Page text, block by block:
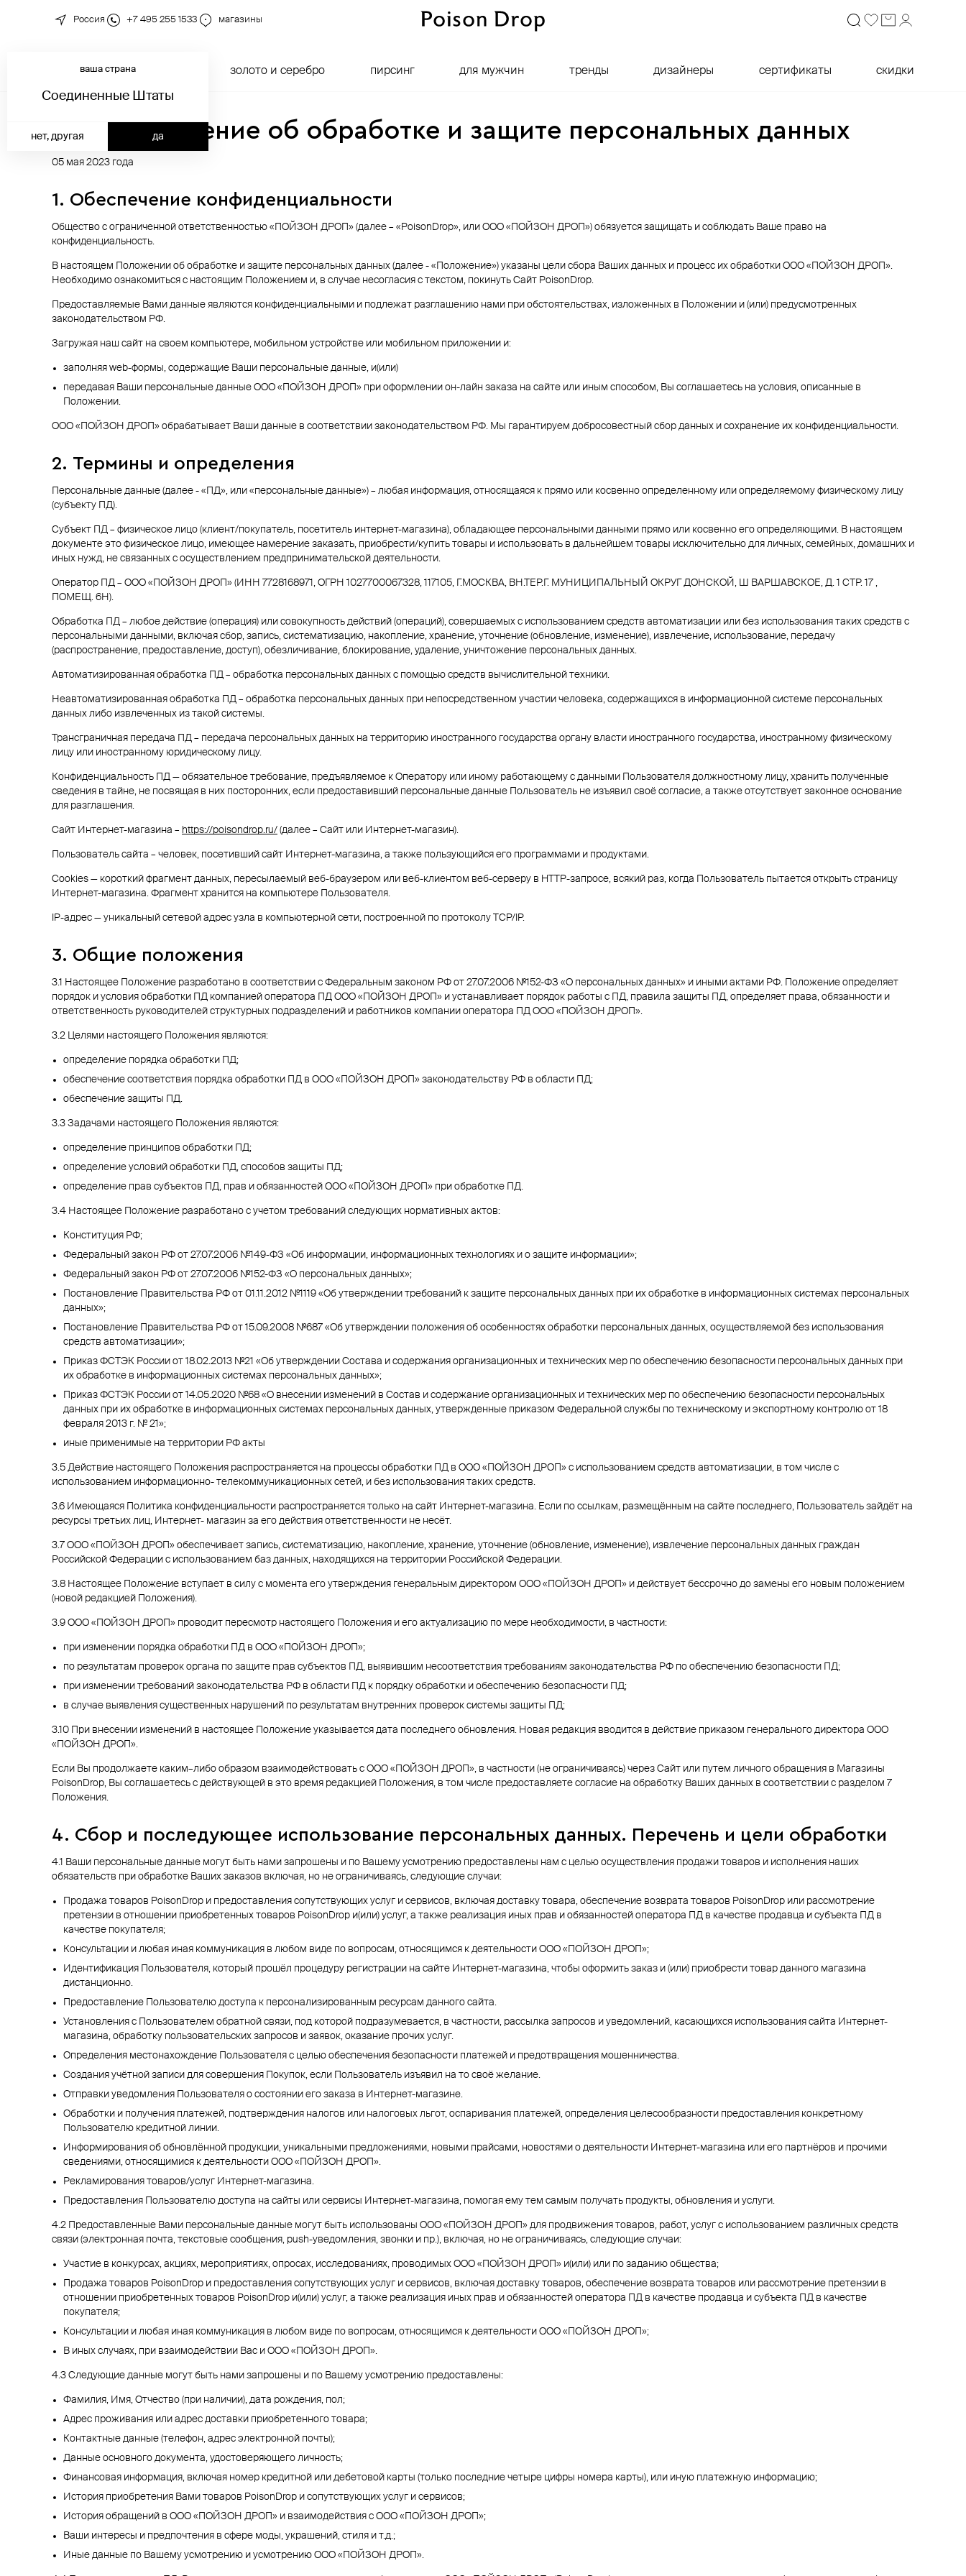
Россия +7 495 255 1533 магазины
новинки золото и серебро пирсинг для мужчин тренды дизайнеры сертификаты скидки
ваша страна
Соединенные Штаты
да
нет, другая Положение об обработке и защите персональных данных
05 мая 2023 года
1. Обеспечение конфиденциальности
Общество с ограниченной ответственностью «ПОЙЗОН ДРОП» (далее – «PoisonDrop», или ООО «ПОЙЗОН ДРОП») обязуется защищать и соблюдать Ваше право на
конфиденциальность.
В настоящем Положении об обработке и защите персональных данных (далее - «Положение») указаны цели сбора Ваших данных и процесс их обработки ООО «ПОЙЗОН ДРОП».
Необходимо ознакомиться с настоящим Положением и, в случае несогласия с текстом, покинуть Сайт PoisonDrop.
Предоставляемые Вами данные являются конфиденциальными и подлежат разглашению нами при обстоятельствах, изложенных в Положении и (или) предусмотренных
законодательством РФ.
Загружая наш сайт на своем компьютере, мобильном устройстве или мобильном приложении и:
заполняя web-формы, содержащие Ваши персональные данные, и(или)
передавая Ваши персональные данные ООО «ПОЙЗОН ДРОП» при оформлении он-лайн заказа на сайте или иным способом, Вы соглашаетесь на условия, описанные в
Положении.
ООО «ПОЙЗОН ДРОП» обрабатывает Ваши данные в соответствии законодательством РФ. Мы гарантируем добросовестный сбор данных и сохранение их конфиденциальности.
2. Термины и определения
Персональные данные (далее - «ПД», или «персональные данные») – любая информация, относящаяся к прямо или косвенно определенному или определяемому физическому лицу
(субъекту ПД).
Субъект ПД – физическое лицо (клиент/покупатель, посетитель интернет-магазина), обладающее персональными данными прямо или косвенно его определяющими. В настоящем
документе это физическое лицо, имеющее намерение заказать, приобрести/купить товары и использовать в дальнейшем товары исключительно для личных, семейных, домашних и
иных нужд, не связанных с осуществлением предпринимательской деятельности.
Оператор ПД – ООО «ПОЙЗОН ДРОП» (ИНН 7728168971, ОГРН 1027700067328, 117105, Г.МОСКВА, ВН.ТЕР.Г. МУНИЦИПАЛЬНЫЙ ОКРУГ ДОНСКОЙ, Ш ВАРШАВСКОЕ, Д. 1 СТР. 17 ,
ПОМЕЩ. 6Н).
Обработка ПД – любое действие (операция) или совокупность действий (операций), совершаемых с использованием средств автоматизации или без использования таких средств с
персональными данными, включая сбор, запись, систематизацию, накопление, хранение, уточнение (обновление, изменение), извлечение, использование, передачу
(распространение, предоставление, доступ), обезличивание, блокирование, удаление, уничтожение персональных данных.
Автоматизированная обработка ПД – обработка персональных данных с помощью средств вычислительной техники.
Неавтоматизированная обработка ПД – обработка персональных данных при непосредственном участии человека, содержащихся в информационной системе персональных
данных либо извлеченных из такой системы.
Трансграничная передача ПД – передача персональных данных на территорию иностранного государства органу власти иностранного государства, иностранному физическому
лицу или иностранному юридическому лицу.
Конфиденциальность ПД — обязательное требование, предъявляемое к Оператору или иному работающему с данными Пользователя должностному лицу, хранить полученные
сведения в тайне, не посвящая в них посторонних, если предоставивший персональные данные Пользователь не изъявил своё согласие, а также отсутствует законное основание
для разглашения.
Сайт Интернет-магазина – https://poisondrop.ru/ (далее – Сайт или Интернет-магазин).
Пользователь сайта – человек, посетивший сайт Интернет-магазина, а также пользующийся его программами и продуктами.
Cookies — короткий фрагмент данных, пересылаемый веб-браузером или веб-клиентом веб-серверу в HTTP-запросе, всякий раз, когда Пользователь пытается открыть страницу
Интернет-магазина. Фрагмент хранится на компьютере Пользователя.
IP-адрес — уникальный сетевой адрес узла в компьютерной сети, построенной по протоколу TCP/IP.
3. Общие положения
3.1 Настоящее Положение разработано в соответствии с Федеральным законом РФ от 27.07.2006 №152-ФЗ «О персональных данных» и иными актами РФ. Положение определяет
порядок и условия обработки ПД компанией оператора ПД ООО «ПОЙЗОН ДРОП» и устанавливает порядок работы с ПД, правила защиты ПД, определяет права, обязанности и
ответственность руководителей структурных подразделений и работников компании оператора ПД ООО «ПОЙЗОН ДРОП».
3.2 Целями настоящего Положения являются:
определение порядка обработки ПД;
обеспечение соответствия порядка обработки ПД в ООО «ПОЙЗОН ДРОП» законодательству РФ в области ПД;
обеспечение защиты ПД.
3.3 Задачами настоящего Положения являются:
определение принципов обработки ПД;
определение условий обработки ПД, способов защиты ПД;
определение прав субъектов ПД, прав и обязанностей ООО «ПОЙЗОН ДРОП» при обработке ПД.
3.4 Настоящее Положение разработано с учетом требований следующих нормативных актов:
Конституция РФ;
Федеральный закон РФ от 27.07.2006 №149-ФЗ «Об информации, информационных технологиях и о защите информации»;
Федеральный закон РФ от 27.07.2006 №152-ФЗ «О персональных данных»;
Постановление Правительства РФ от 01.11.2012 №1119 «Об утверждении требований к защите персональных данных при их обработке в информационных системах персональных
данных»;
Постановление Правительства РФ от 15.09.2008 №687 «Об утверждении положения об особенностях обработки персональных данных, осуществляемой без использования
средств автоматизации»;
Приказ ФСТЭК России от 18.02.2013 №21 «Об утверждении Состава и содержания организационных и технических мер по обеспечению безопасности персональных данных при
их обработке в информационных системах персональных данных»;
Приказ ФСТЭК России от 14.05.2020 №68 «О внесении изменений в Состав и содержание организационных и технических мер по обеспечению безопасности персональных
данных при их обработке в информационных системах персональных данных, утвержденные приказом Федеральной службы по техническому и экспортному контролю от 18
февраля 2013 г. № 21»;
иные применимые на территории РФ акты
3.5 Действие настоящего Положения распространяется на процессы обработки ПД в ООО «ПОЙЗОН ДРОП» с использованием средств автоматизации, в том числе с
использованием информационно- телекоммуникационных сетей, и без использования таких средств.
3.6 Имеющаяся Политика конфиденциальности распространяется только на сайт Интернет-магазина. Если по ссылкам, размещённым на сайте последнего, Пользователь зайдёт на
ресурсы третьих лиц, Интернет- магазин за его действия ответственности не несёт.
3.7 ООО «ПОЙЗОН ДРОП» обеспечивает запись, систематизацию, накопление, хранение, уточнение (обновление, изменение), извлечение персональных данных граждан
Российской Федерации с использованием баз данных, находящихся на территории Российской Федерации.
3.8 Настоящее Положение вступает в силу с момента его утверждения генеральным директором ООО «ПОЙЗОН ДРОП» и действует бессрочно до замены его новым положением
(новой редакцией Положения).
3.9 ООО «ПОЙЗОН ДРОП» проводит пересмотр настоящего Положения и его актуализацию по мере необходимости, в частности:
при изменении порядка обработки ПД в ООО «ПОЙЗОН ДРОП»;
по результатам проверок органа по защите прав субъектов ПД, выявившим несоответствия требованиям законодательства РФ по обеспечению безопасности ПД;
при изменении требований законодательства РФ в области ПД к порядку обработки и обеспечению безопасности ПД;
в случае выявления существенных нарушений по результатам внутренних проверок системы защиты ПД;
3.10 При внесении изменений в настоящее Положение указывается дата последнего обновления. Новая редакция вводится в действие приказом генерального директора ООО
«ПОЙЗОН ДРОП».
Если Вы продолжаете каким–либо образом взаимодействовать с ООО «ПОЙЗОН ДРОП», в частности (не ограничиваясь) через Сайт или путем личного обращения в Магазины
PoisonDrop, Вы соглашаетесь с действующей в это время редакцией Положения, в том числе предоставляете согласие на обработку Ваших данных в соответствии с разделом 7
Положения.
4. Сбор и последующее использование персональных данных. Перечень и цели обработки
4.1 Ваши персональные данные могут быть нами запрошены и по Вашему усмотрению предоставлены нам с целью осуществления продажи товаров и исполнения наших
обязательств при обработке Ваших заказов включая, но не ограничиваясь, следующие случаи:
Продажа товаров PoisonDrop и предоставления сопутствующих услуг и сервисов, включая доставку товара, обеспечение возврата товаров PoisonDrop или рассмотрение
претензии в отношении приобретенных товаров PoisonDrop и(или) услуг, а также реализация иных прав и обязанностей оператора ПД в качестве продавца и субъекта ПД в
качестве покупателя;
Консультации и любая иная коммуникация в любом виде по вопросам, относящимся к деятельности ООО «ПОЙЗОН ДРОП»;
Идентификация Пользователя, который прошёл процедуру регистрации на сайте Интернет-магазина, чтобы оформить заказ и (или) приобрести товар данного магазина
дистанционно.
Предоставление Пользователю доступа к персонализированным ресурсам данного сайта.
Установления с Пользователем обратной связи, под которой подразумевается, в частности, рассылка запросов и уведомлений, касающихся использования сайта Интернет-
магазина, обработку пользовательских запросов и заявок, оказание прочих услуг.
Определения местонахождение Пользователя с целью обеспечения безопасности платежей и предотвращения мошенничества.
Создания учётной записи для совершения Покупок, если Пользователь изъявил на то своё желание.
Отправки уведомления Пользователя о состоянии его заказа в Интернет-магазине.
Обработки и получения платежей, подтверждения налогов или налоговых льгот, оспаривания платежей, определения целесообразности предоставления конкретному
Пользователю кредитной линии.
Информирования об обновлённой продукции, уникальными предложениями, новыми прайсами, новостями о деятельности Интернет-магазина или его партнёров и прочими
сведениями, относящимися к деятельности ООО «ПОЙЗОН ДРОП».
Рекламирования товаров/услуг Интернет-магазина.
Предоставления Пользователю доступа на сайты или сервисы Интернет-магазина, помогая ему тем самым получать продукты, обновления и услуги.
4.2 Предоставленные Вами персональные данные могут быть использованы ООО «ПОЙЗОН ДРОП» для продвижения товаров, работ, услуг с использованием различных средств
связи (электронная почта, текстовые сообщения, push-уведомления, звонки и пр.), включая, но не ограничиваясь, следующие случаи:
Участие в конкурсах, акциях, мероприятиях, опросах, исследованиях, проводимых ООО «ПОЙЗОН ДРОП» и(или) или по заданию общества;
Продажа товаров PoisonDrop и предоставления сопутствующих услуг и сервисов, включая доставку товаров, обеспечение возврата товаров или рассмотрение претензии в
отношении приобретенных товаров PoisonDrop и(или) услуг, а также реализация иных прав и обязанностей оператора ПД в качестве продавца и субъекта ПД в качестве
покупателя;
Консультации и любая иная коммуникация в любом виде по вопросам, относящимся к деятельности ООО «ПОЙЗОН ДРОП»;
В иных случаях, при взаимодействии Вас и ООО «ПОЙЗОН ДРОП».
4.3 Следующие данные могут быть нами запрошены и по Вашему усмотрению предоставлены:
Фамилия, Имя, Отчество (при наличии), дата рождения, пол;
Адрес проживания или адрес доставки приобретенного товара;
Контактные данные (телефон, адрес электронной почты);
Данные основного документа, удостоверяющего личность;
Финансовая информация, включая номер кредитной или дебетовой карты (только последние четыре цифры номера карты), или иную платежную информацию;
История приобретения Вами товаров PoisonDrop и сопутствующих услуг и сервисов;
История обращений в ООО «ПОЙЗОН ДРОП» и взаимодействия с ООО «ПОЙЗОН ДРОП»;
Ваши интересы и предпочтения в сфере моды, украшений, стиля и т.д.;
Иные данные по Вашему усмотрению и усмотрению ООО «ПОЙЗОН ДРОП».